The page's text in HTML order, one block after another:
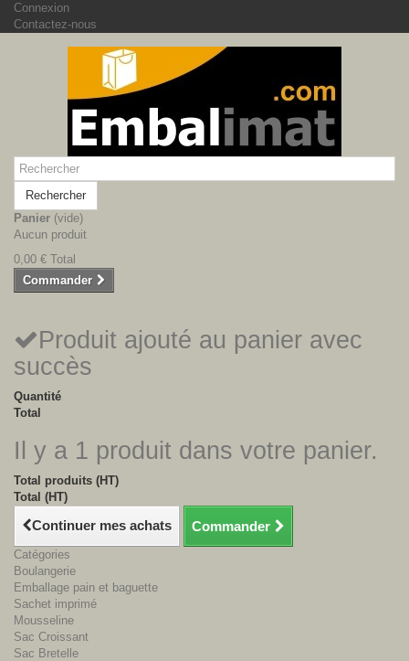
Connexion
Contactez-nous
Rechercher
Panier (vide)
Aucun produit
0,00 € Total
Commander
Produit ajouté au panier avec
succès
Quantité
Total
Il y a 1 produit dans votre panier.
Total produits (HT)
Total (HT)
Continuer mes achats Commander
Catégories
Boulangerie
Emballage pain et baguette
Sachet imprimé
Mousseline
Sac Croissant
Sac Bretelle